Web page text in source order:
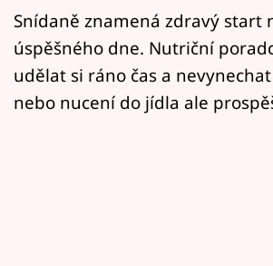
Mámy sobě
Přihlášení
Snídaně znamená zdravý start
úspěšného dne. Nutriční
udělat si ráno čas a
nebo nucení do jídla ale